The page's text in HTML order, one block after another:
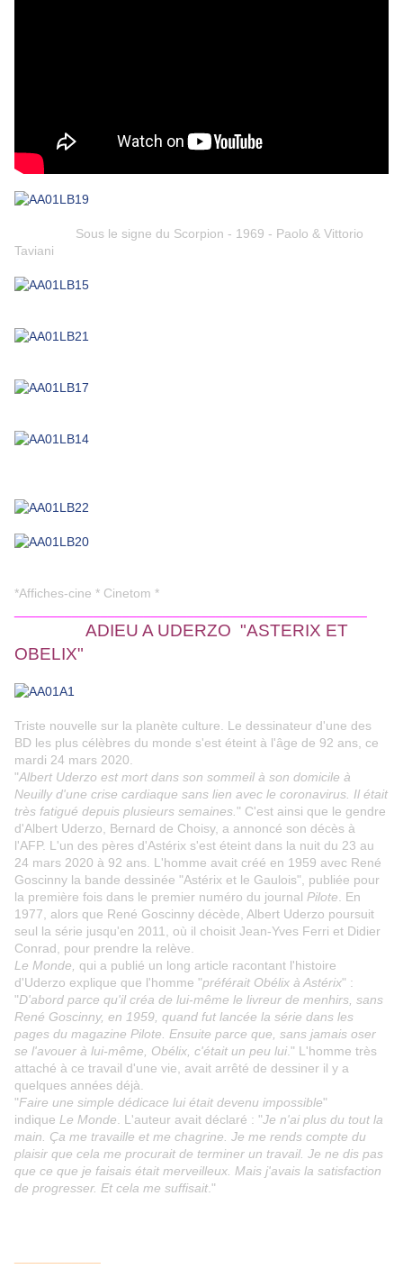
Sous le signe du Scorpion - 1969 - Paolo & Vittorio
Taviani
*Affiches-cine * Cinetom *
ADIEU A UDERZO "ASTERIX ET
OBELIX"
Triste nouvelle sur la planète culture. Le dessinateur d'une des
BD les plus célèbres du monde s'est éteint à l'âge de 92 ans, ce
mardi 24 mars 2020.
"Albert Uderzo est mort dans son sommeil à son domicile à
Neuilly d'une crise cardiaque sans lien avec le coronavirus. Il était
très fatigué depuis plusieurs semaines. " C'est ainsi que le gendre
d'Albert Uderzo, Bernard de Choisy, a annoncé son décès à
l'AFP. L'un des pères d'Astérix s'est éteint dans la nuit du 23 au
24 mars 2020 à 92 ans. L'homme avait créé en 1959 avec René
Goscinny la bande dessinée "Astérix et le Gaulois", publiée pour
la première fois dans le premier numéro du journal Pilote . En
1977, alors que René Goscinny décède, Albert Uderzo poursuit
seul la série jusqu'en 2011, où il choisit Jean-Yves Ferri et Didier
Conrad, pour prendre la relève.
Le Monde, qui a publié un long article racontant l'histoire
d'Uderzo explique que l'homme "préférait Obélix à Astérix" :
"D'abord parce qu'il créa de lui-même le livreur de menhirs, sans
René Goscinny, en 1959, quand fut lancée la série dans les
pages du magazine Pilote. Ensuite parce que, sans jamais oser
se l'avouer à lui-même, Obélix, c'était un peu lui ." L'homme très
attaché à ce travail d'une vie, avait arrêté de dessiner il y a
quelques années déjà.
"Faire une simple dédicace lui était devenu impossible"
indique Le Monde . L'auteur avait déclaré : "Je n'ai plus du tout la
main. Ça me travaille et me chagrine. Je me rends compte du
plaisir que cela me procurait de terminer un travail. Je ne dis pas
que ce que je faisais était merveilleux. Mais j'avais la satisfaction
de progresser. Et cela me suffisait ."